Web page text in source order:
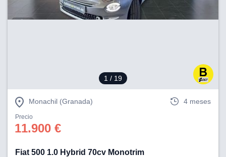
1 / 19
Monachil (Granada) 4 meses
Precio
11.900 €
Fiat 500 1.0 Hybrid 70cv Monotrim